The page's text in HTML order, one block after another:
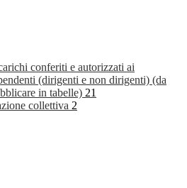
conferiti e autorizzati ai
(dirigenti e non dirigenti) (da
in tabelle) 21
collettiva 2